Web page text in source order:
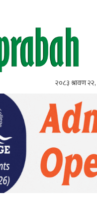
२०८३ श्रावण २२,